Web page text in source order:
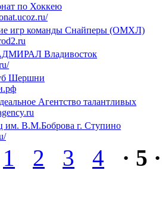
по Хоккею
игр команды Снайперы (ОМХЛ)
Владивосток
Шершни
Агентство талантливых
им. В.М.Боброва г. Ступино
1 2 3 4 · 5 ·